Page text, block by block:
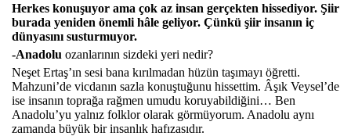
Herkes konuşuyor ama çok az insan gerçekten hissediyor. Şiir
burada yeniden önemli hâle geliyor. Çünkü şiir insanın iç
dünyasını susturmuyor.
-Anadolu ozanlarının sizdeki yeri nedir?
Neşet Ertaş’ın sesi bana kırılmadan hüzün taşımayı öğretti.
Mahzuni’de vicdanın sazla konuştuğunu hissettim. Âşık Veysel’de
ise insanın toprağa rağmen umudu koruyabildiğini… Ben
Anadolu’yu yalnız folklor olarak görmüyorum. Anadolu aynı
zamanda büyük bir insanlık hafızasıdır.